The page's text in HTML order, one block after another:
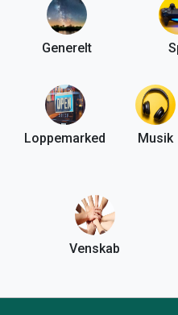
Generelt
Loppemarked Musik
Venskab